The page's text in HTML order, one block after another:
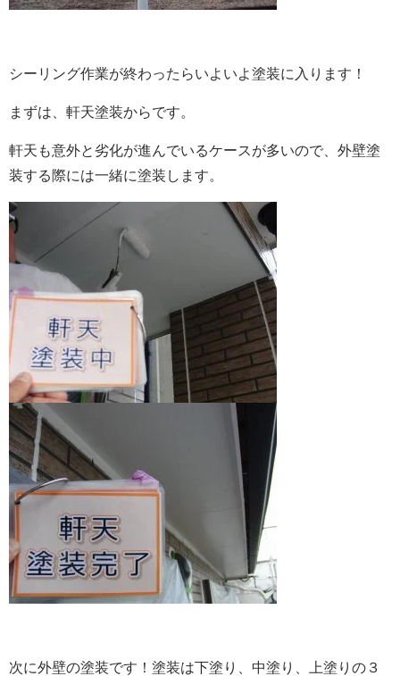
シーリング作業が終わったらいよいよ塗装に入ります！
まずは、軒天塗装からです。
軒天も意外と劣化が進んでいるケースが多いので、外壁塗
装する際には一緒に塗装します。
次に外壁の塗装です！ 塗装は下塗り、中塗り、上塗りの３